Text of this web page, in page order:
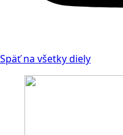
Späť na všetky diely